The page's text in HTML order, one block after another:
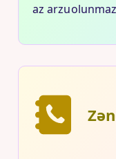
az